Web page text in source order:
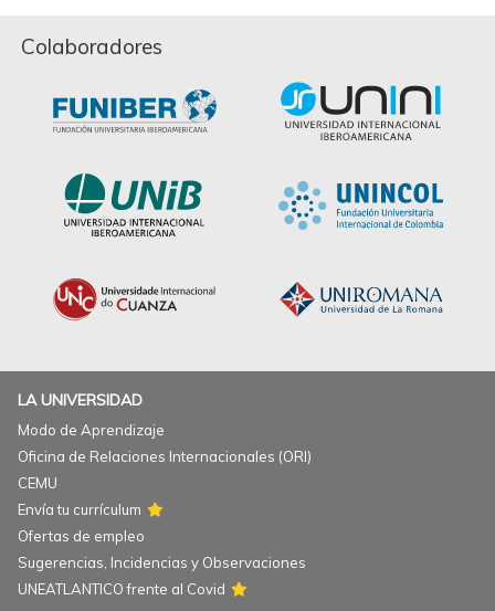
Colaboradores
LA UNIVERSIDAD
Modo de Aprendizaje
Oficina de Relaciones Internacionales (ORI)
CEMU
Envía tu currículum
Ofertas de empleo
Sugerencias, Incidencias y Observaciones
UNEATLANTICO frente al Covid